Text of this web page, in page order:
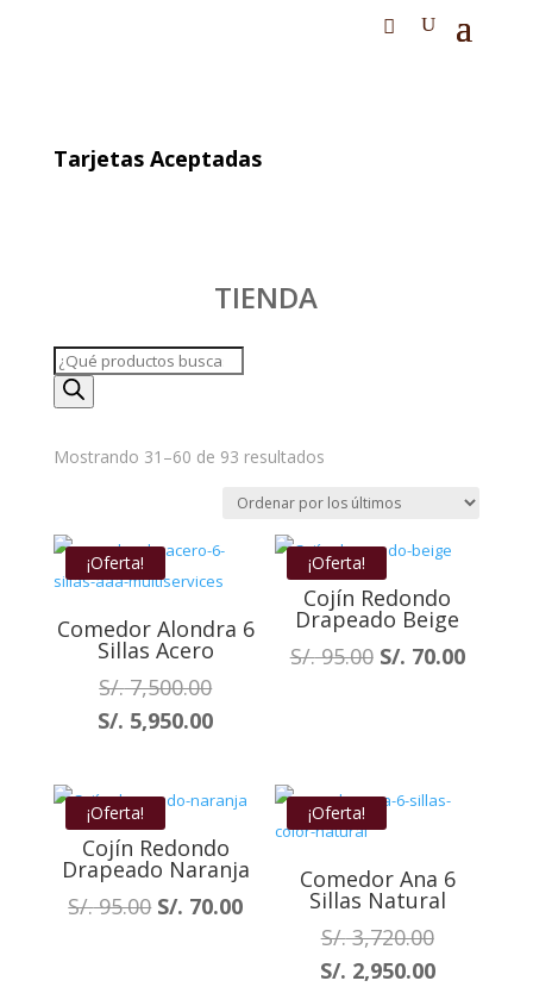
Tarjetas Aceptadas
TIENDA
Búsqueda
de
productos
Mostrando 31–60 de 93 resultadosOrdenado
los
¡Oferta!
Comedor Alondra 6
Sillas Acero
S/.7,500.00El
precio
S/. 7,500.00.
S/. 5,950.00El
actual
es:
S/. 5,950.00.
¡Oferta!
Cojín Redondo
Drapeado Beige
S/.95.00 El
S/. 70.00El
¡Oferta!
Cojín Redondo
Drapeado Naranja
S/.95.00 El
S/. 70.00El
¡Oferta!
Comedor Ana 6
Sillas Natural
S/.3,720.00El
precio
S/. 2,950.00El